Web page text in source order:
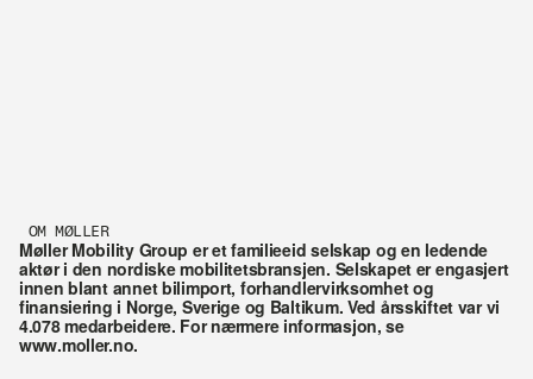
OM MØLLER
Møller Mobility Group er et familieeid selskap og en ledende
aktør i den nordiske mobilitetsbransjen. Selskapet er engasjert
innen blant annet bilimport, forhandlervirksomhet og
finansiering i Norge, Sverige og Baltikum. Ved årsskiftet var vi
4.078 medarbeidere. For nærmere informasjon, se
www.moller.no.